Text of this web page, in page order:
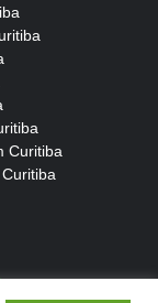
Curitiba